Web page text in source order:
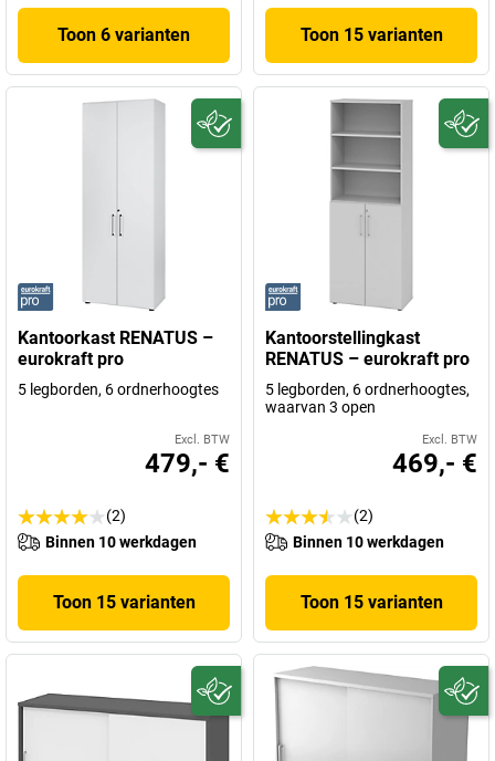
Toon 6 varianten Toon 15 varianten
Kantoorkast RENATUS –
eurokraft pro
5 legborden, 6 ordnerhoogtes
Excl. BTW
479,- €
(2)
Binnen 10 werkdagen
Toon 15 varianten
Kantoorstellingkast
RENATUS – eurokraft pro
5 legborden, 6 ordnerhoogtes,
waarvan 3 open
Excl. BTW
469,- €
(2)
Binnen 10 werkdagen
Toon 15 varianten